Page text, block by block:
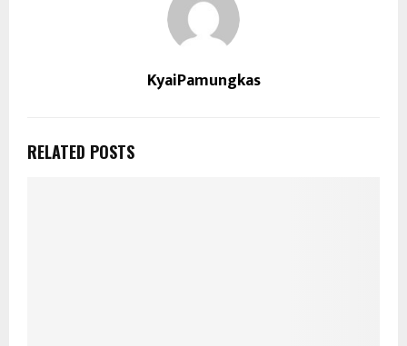
KyaiPamungkas
RELATED POSTS